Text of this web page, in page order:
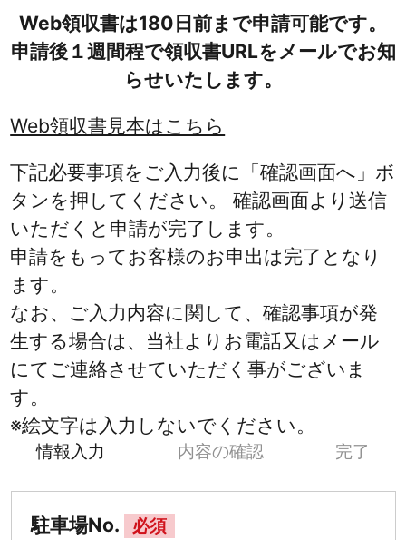
Web領収書は180日前まで申請可能です。
申請後１週間程で領収書URLをメールでお知
らせいたします。
Web領収書見本はこちら
下記必要事項をご入力後に「確認画面へ」ボ
タンを押してください。 確認画面より送信
いただくと申請が完了します。
申請をもってお客様のお申出は完了となり
ます。
なお、ご入力内容に関して、確認事項が発
生する場合は、当社よりお電話又はメール
にてご連絡させていただく事がございま
す。
※絵文字は入力しないでください。
情報入力 内容の確認 完了
駐車場No. 必須